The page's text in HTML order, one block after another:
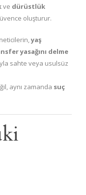
ve dürüstlük
oluşturur.
yaş
yasağını delme
sahte veya usulsüz
aynı zamanda suç